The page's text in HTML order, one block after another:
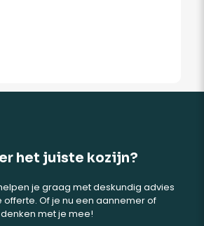
het juiste kozijn?
je graag met deskundig advies
offerte. Of je nu een aannemer of
met je mee!